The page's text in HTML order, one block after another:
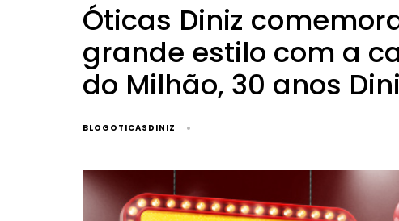
Óticas Diniz
grande estilo com a
do Milhão, 30 anos
BLOGOTICASDINIZ